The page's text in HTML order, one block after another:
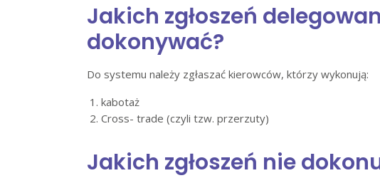
Jakich zgłoszeń
dokonywać?
Do systemu należy zgłaszać kierowców, którzy wykonują:
kabotaż
Cross- trade (czyli tzw. przerzuty)
Jakich zgłoszeń nie